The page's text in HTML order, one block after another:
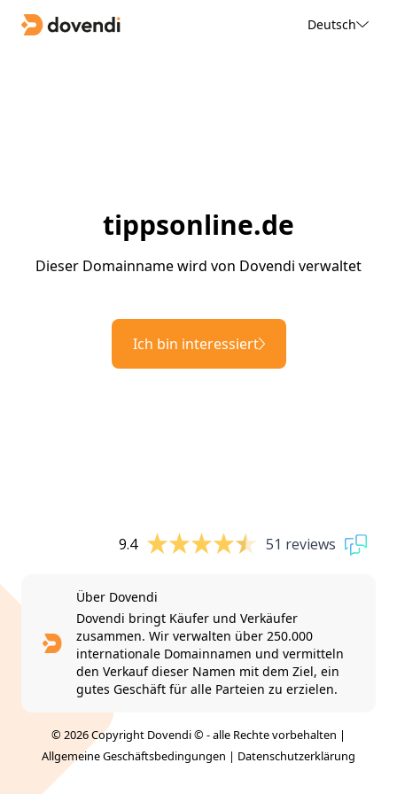
Deutsch
tippsonline.de
Dieser Domainname wird von Dovendi verwaltet
Ich bin interessiert
9.4 51 reviews
Über Dovendi
Dovendi bringt Käufer und Verkäufer
zusammen. Wir verwalten über 250.000
internationale Domainnamen und vermitteln
den Verkauf dieser Namen mit dem Ziel, ein
gutes Geschäft für alle Parteien zu erzielen.
© 2026 Copyright Dovendi © - alle Rechte vorbehalten |
Allgemeine Geschäftsbedingungen | Datenschutzerklärung